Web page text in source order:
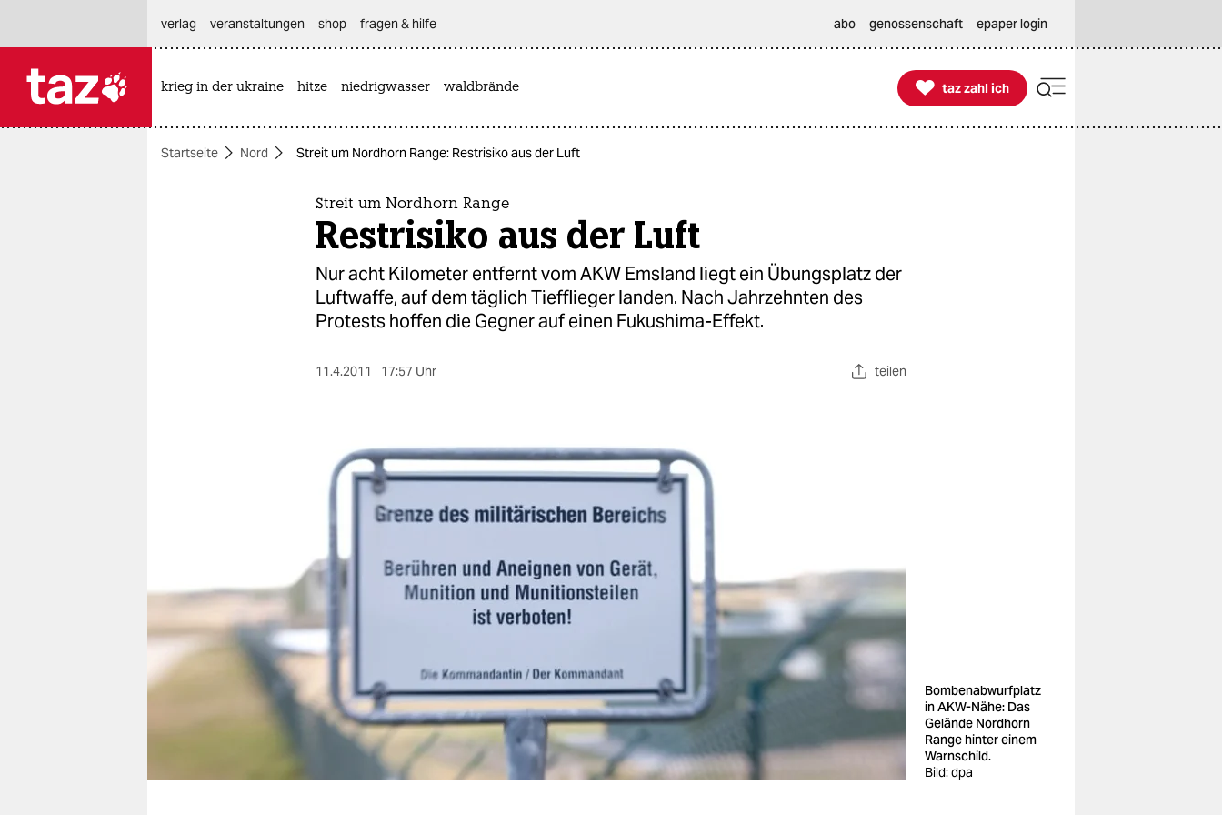
themen
veranstaltungen
shop
fragen & hilfe
genossenschaft
verlag
veranstaltungen shop fragen & hilfe abo genossenschaft epaper login
krieg in der ukraine hitze niedrigwasser waldbrände 
taz zahl ich
taz zahl ich
Startseite Nord Streit um Nordhorn Range: Restrisiko aus der Luft
Streit um Nordhorn Range
Restrisiko aus der Luft
Nur acht Kilometer entfernt vom AKW Emsland liegt ein Übungsplatz der
Luftwaffe, auf dem täglich Tiefflieger landen. Nach Jahrzehnten des
Protests hoffen die Gegner auf einen Fukushima-Effekt.
11.4.2011 17:57 Uhr teilen
Bombenabwurfplatz
in AKW-Nähe: Das
Gelände Nordhorn
Range hinter einem
Warnschild.
Bild: dpa